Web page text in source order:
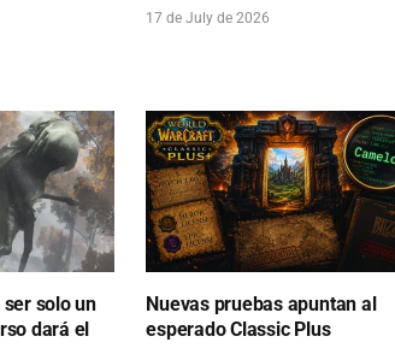
17 de July de 2026
ser solo un
dará el
Nuevas pruebas apuntan al
esperado Classic Plus